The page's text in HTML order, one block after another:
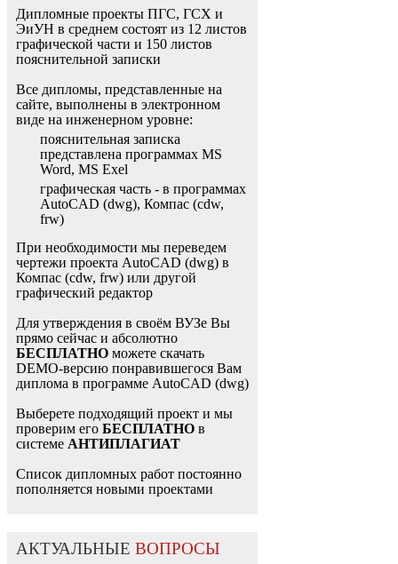
Дипломные проекты ПГС, ГСХ и
ЭиУН в среднем состоят из 12 листов
графической части и 150 листов
пояснительной записки
Все дипломы, представленные на
сайте, выполнены в электронном
виде на инженерном уровне:
пояснительная записка
представлена программах MS
Word, MS Exel
графическая часть - в программах
AutoCAD (dwg), Компас (cdw,
frw)
При необходимости мы переведем
чертежи проекта AutoCAD (dwg) в
Компас (cdw, frw) или другой
графический редактор
Для утверждения в своём ВУЗе Вы
прямо сейчас и абсолютно
БЕСПЛАТНО можете скачать
DEMO-версию понравившегося Вам
диплома в программе AutoCAD (dwg)
Выберете подходящий проект и мы
проверим его БЕСПЛАТНО в
системе АНТИПЛАГИАТ
Список дипломных работ постоянно
пополняется новыми проектами
АКТУАЛЬНЫЕ ВОПРОСЫ